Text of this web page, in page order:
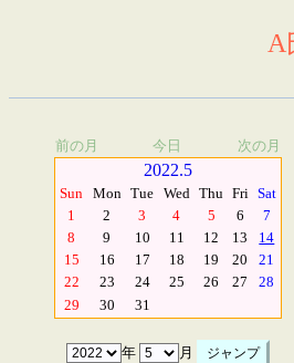
A
前の月 今日 次の月
2022.5
Sun Mon Tue Wed Thu Fri Sat
1
2 3 4 5 6
7
8
9 10 11 12 13
14
15
16 17 18 19 20
21
22
23 24 25 26 27
28
29
30 31
年 月